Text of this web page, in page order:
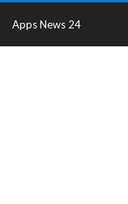
Apps News 24